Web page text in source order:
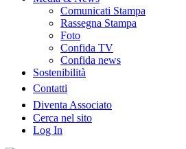
Comunicati Stampa
Rassegna Stampa
Foto
Confida TV
Confida news
Sostenibilità
Contatti
Diventa Associato
Cerca nel sito
Log In